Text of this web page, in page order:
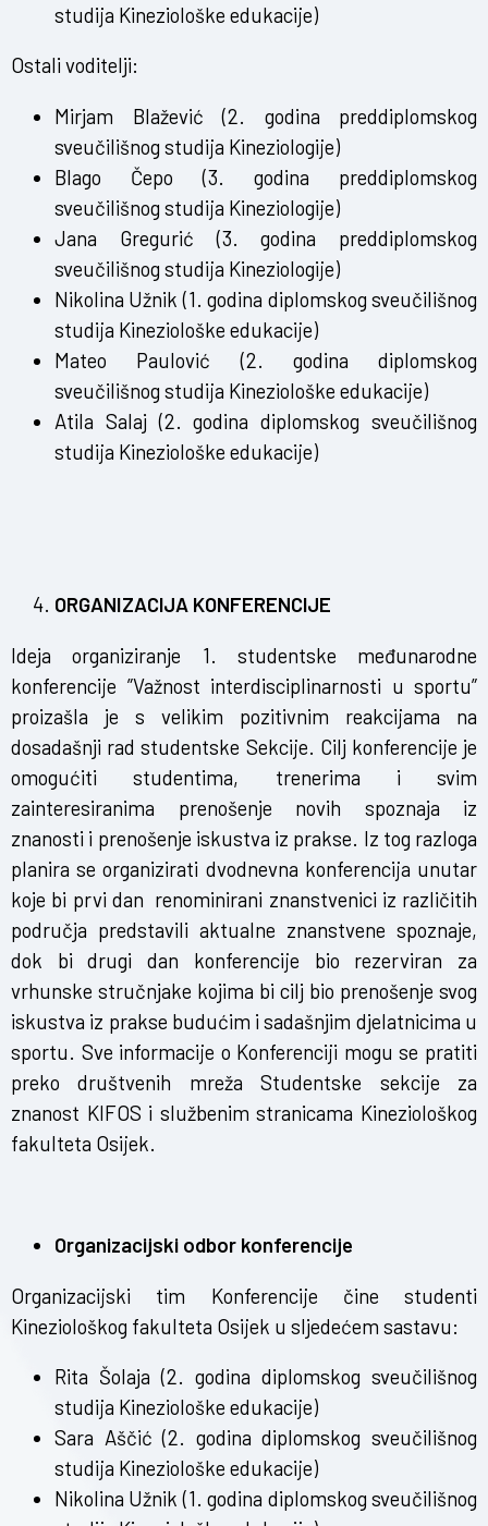
studija Kineziološke edukacije)
Ostali voditelji:
Mirjam Blažević (2. godina preddiplomskog
sveučilišnog studija Kineziologije)
Blago Čepo (3. godina preddiplomskog
sveučilišnog studija Kineziologije)
Jana Gregurić (3. godina preddiplomskog
sveučilišnog studija Kineziologije)
Nikolina Užnik (1. godina diplomskog sveučilišnog
studija Kineziološke edukacije)
Mateo Paulović (2. godina diplomskog
sveučilišnog studija Kineziološke edukacije)
Atila Salaj (2. godina diplomskog sveučilišnog
studija Kineziološke edukacije)
ORGANIZACIJA KONFERENCIJE
Ideja organiziranje 1. studentske međunarodne
konferencije ”Važnost interdisciplinarnosti u sportu”
proizašla je s velikim pozitivnim reakcijama na
dosadašnji rad studentske Sekcije. Cilj konferencije je
omogućiti studentima, trenerima i svim
zainteresiranima prenošenje novih spoznaja iz
znanosti i prenošenje iskustva iz prakse. Iz tog razloga
planira se organizirati dvodnevna konferencija unutar
koje bi prvi dan renominirani znanstvenici iz različitih
područja predstavili aktualne znanstvene spoznaje,
dok bi drugi dan konferencije bio rezerviran za
vrhunske stručnjake kojima bi cilj bio prenošenje svog
iskustva iz prakse budućim i sadašnjim djelatnicima u
sportu. Sve informacije o Konferenciji mogu se pratiti
preko društvenih mreža Studentske sekcije za
znanost KIFOS i službenim stranicama Kineziološkog
fakulteta Osijek.
Organizacijski odbor konferencije
Organizacijski tim Konferencije čine studenti
Kineziološkog fakulteta Osijek u sljedećem sastavu:
Rita Šolaja (2. godina diplomskog sveučilišnog
studija Kineziološke edukacije)
Sara Aščić (2. godina diplomskog sveučilišnog
studija Kineziološke edukacije)
Nikolina Užnik (1. godina diplomskog sveučilišnog